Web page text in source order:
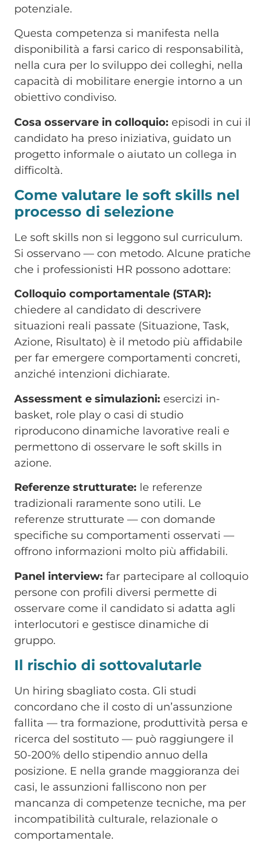
potenziale.
Questa competenza si manifesta nella
disponibilità a farsi carico di responsabilità,
nella cura per lo sviluppo dei colleghi, nella
capacità di mobilitare energie intorno a un
obiettivo condiviso.
Cosa osservare in colloquio: episodi in cui il
candidato ha preso iniziativa, guidato un
progetto informale o aiutato un collega in
difficoltà.
Come valutare le soft skills nel
processo di selezione
Le soft skills non si leggono sul curriculum.
Si osservano — con metodo. Alcune pratiche
che i professionisti HR possono adottare:
Colloquio comportamentale (STAR):
chiedere al candidato di descrivere
situazioni reali passate (Situazione, Task,
Azione, Risultato) è il metodo più affidabile
per far emergere comportamenti concreti,
anziché intenzioni dichiarate.
Assessment e simulazioni: esercizi in-
basket, role play o casi di studio
riproducono dinamiche lavorative reali e
permettono di osservare le soft skills in
azione.
Referenze strutturate: le referenze
tradizionali raramente sono utili. Le
referenze strutturate — con domande
specifiche su comportamenti osservati —
offrono informazioni molto più affidabili.
Panel interview: far partecipare al colloquio
persone con profili diversi permette di
osservare come il candidato si adatta agli
interlocutori e gestisce dinamiche di
gruppo.
Il rischio di sottovalutarle
Un hiring sbagliato costa. Gli studi
concordano che il costo di un’assunzione
fallita — tra formazione, produttività persa e
ricerca del sostituto — può raggiungere il
50-200% dello stipendio annuo della
posizione. E nella grande maggioranza dei
casi, le assunzioni falliscono non per
mancanza di competenze tecniche, ma per
incompatibilità culturale, relazionale o
comportamentale.